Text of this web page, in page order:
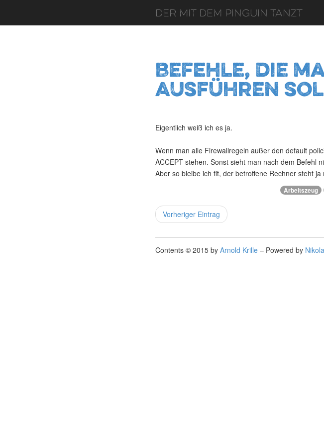
Der mit dem Pinguin tanzt
Befehle, die
ausführen
Eigentlich weiß ich es ja.
Wenn man alle Firewallregeln außer den default
ACCEPT stehen. Sonst sieht man nach dem Befehl
Aber so bleibe ich fit, der betroffene Rechner steht ja
Arbeitszeug
Vorheriger Eintrag
Contents © 2015 by Arnold Krille – Powered by Nikola